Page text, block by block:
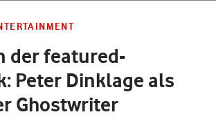
der featured-
Peter Dinklage als
Ghostwriter